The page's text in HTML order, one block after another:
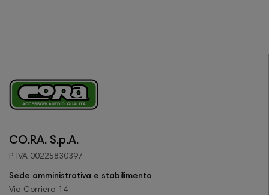
CO.RA. S.p.A.
P. IVA 00225830397
Sede amministrativa e stabilimento
Via Corriera 14